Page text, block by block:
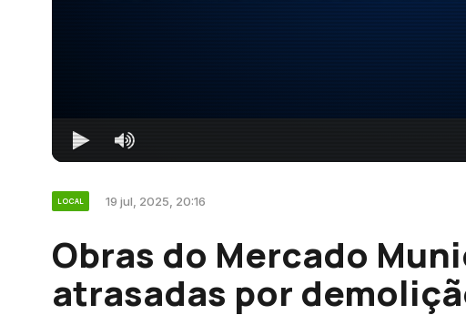
LOCAL 19 jul, 2025, 20:16
Obras do Mercado
atrasadas por